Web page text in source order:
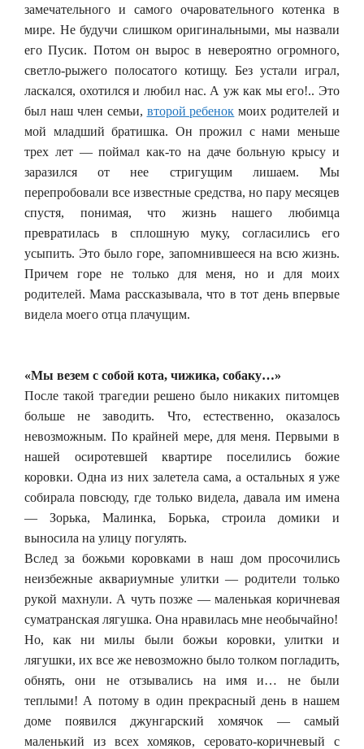
замечательного и самого очаровательного котенка в
мире. Не будучи слишком оригинальными, мы назвали
его Пусик. Потом он вырос в невероятно огромного,
светло-рыжего полосатого котищу. Без устали играл,
ласкался, охотился и любил нас. А уж как мы его!.. Это
был наш член семьи, второй ребенок моих родителей и
мой младший братишка. Он прожил с нами меньше
трех лет — поймал как-то на даче больную крысу и
заразился от нее стригущим лишаем. Мы
перепробовали все известные средства, но пару месяцев
спустя, понимая, что жизнь нашего любимца
превратилась в сплошную муку, согласились его
усыпить. Это было горе, запомнившееся на всю жизнь.
Причем горе не только для меня, но и для моих
родителей. Мама рассказывала, что в тот день впервые
видела моего отца плачущим.
«Мы везем с собой кота, чижика, собаку…»
После такой трагедии решено было никаких питомцев
больше не заводить. Что, естественно, оказалось
невозможным. По крайней мере, для меня. Первыми в
нашей осиротевшей квартире поселились божие
коровки. Одна из них залетела сама, а остальных я уже
собирала повсюду, где только видела, давала им имена
— Зорька, Малинка, Борька, строила домики и
выносила на улицу погулять.
Вслед за божьми коровками в наш дом просочились
неизбежные аквариумные улитки — родители только
рукой махнули. А чуть позже — маленькая коричневая
суматранская лягушка. Она нравилась мне необычайно!
Но, как ни милы были божьи коровки, улитки и
лягушки, их все же невозможно было толком погладить,
обнять, они не отзывались на имя и… не были
теплыми! А потому в один прекрасный день в нашем
доме появился джунгарский хомячок — самый
маленький из всех хомяков, серовато-коричневый с